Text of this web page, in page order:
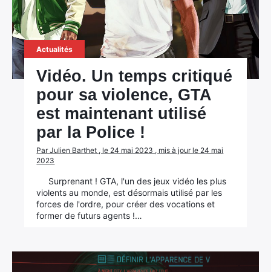
Actualités
Vidéo. Un temps critiqué
pour sa violence, GTA
est maintenant utilisé
par la Police !
Par Julien Barthet , le 24 mai 2023 , mis à jour le 24 mai
2023
Surprenant ! GTA, l'un des jeux vidéo les plus
violents au monde, est désormais utilisé par les
forces de l'ordre, pour créer des vocations et
former de futurs agents !…